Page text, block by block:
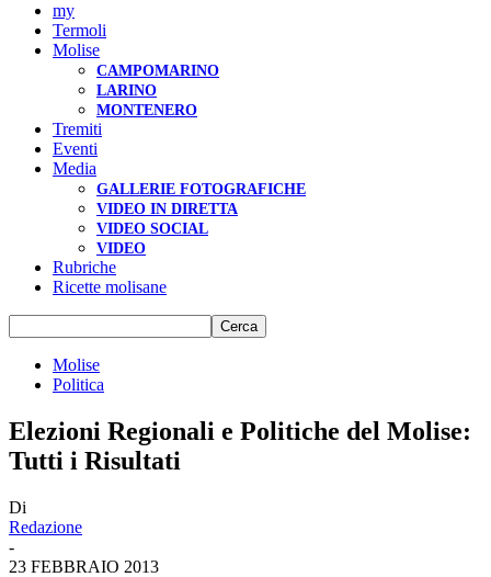
my
Termoli
Molise
CAMPOMARINO
LARINO
MONTENERO
Tremiti
Eventi
Media
GALLERIE FOTOGRAFICHE
VIDEO IN DIRETTA
VIDEO SOCIAL
VIDEO
Rubriche
Ricette molisane
Molise
Politica
Elezioni Regionali e Politiche del Molise:
Tutti i Risultati
Di
Redazione
-
23 FEBBRAIO 2013